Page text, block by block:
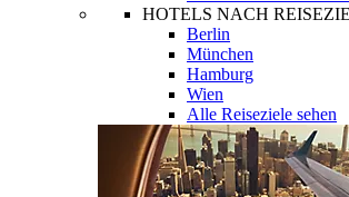
HOTELS NACH
Berlin
München
Hamburg
Wien
Alle Reiseziele sehen